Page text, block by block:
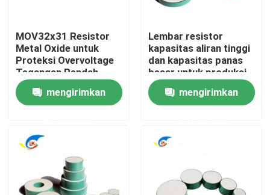
Rumah
MOV32x31 Resistor
Metal Oxide untuk
Proteksi Overvoltage
Tegangan Rendah
mengirimkan
Lembar resistor
kapasitas aliran tinggi
dan kapasitas panas
besar untuk produksi
counter monitor
mengirimkan